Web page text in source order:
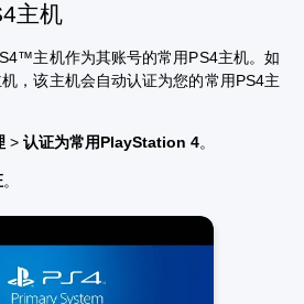
主机
主机作为其账号的常用PS4主机。如
，该主机会自动认证为您的常用PS4主
> 认证为常用PlayStation 4。
。